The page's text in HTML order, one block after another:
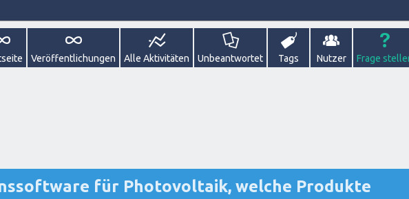
Veröffentlichungen Alle Aktivitäten Unbeantwortet Tags Nutzer Frage
für Photovoltaik, welche Produkte